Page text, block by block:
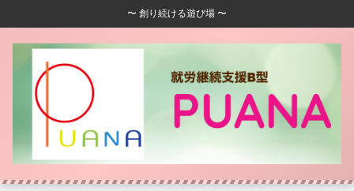
〜 創り続ける遊び場 〜